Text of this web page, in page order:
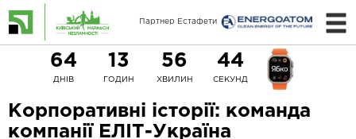
Партнер Естафети
64
ДНІВ
13
ГОДИН
56
ХВИЛИН
43
СЕКУНД
Корпоративні історії: команда
компанії ЕЛІТ-Україна